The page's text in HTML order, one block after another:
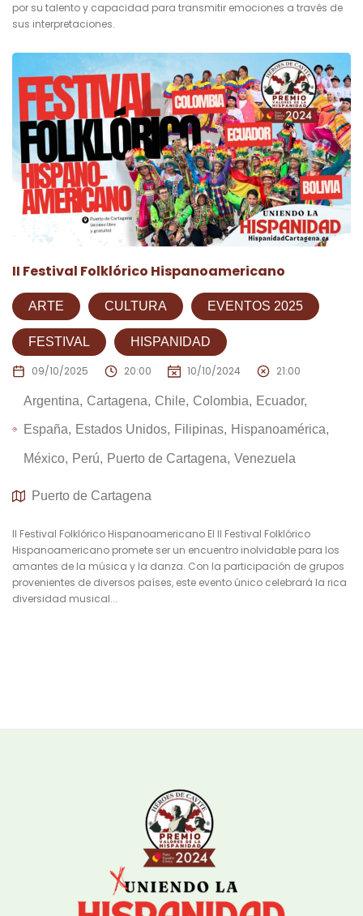
por su talento y capacidad para transmitir emociones a través de
sus interpretaciones.
II Festival Folklórico Hispanoamericano
ARTE CULTURA EVENTOS 2025
FESTIVAL HISPANIDAD
09/10/2025 20:00 10/10/2024 21:00
Argentina Cartagena Chile Colombia Ecuador
España Estados Unidos Filipinas Hispanoamérica
México Perú Puerto de Cartagena Venezuela
Puerto de Cartagena
II Festival Folklórico Hispanoamericano El II Festival Folklórico
Hispanoamericano promete ser un encuentro inolvidable para los
amantes de la música y la danza. Con la participación de grupos
provenientes de diversos países, este evento único celebrará la rica
diversidad musical...